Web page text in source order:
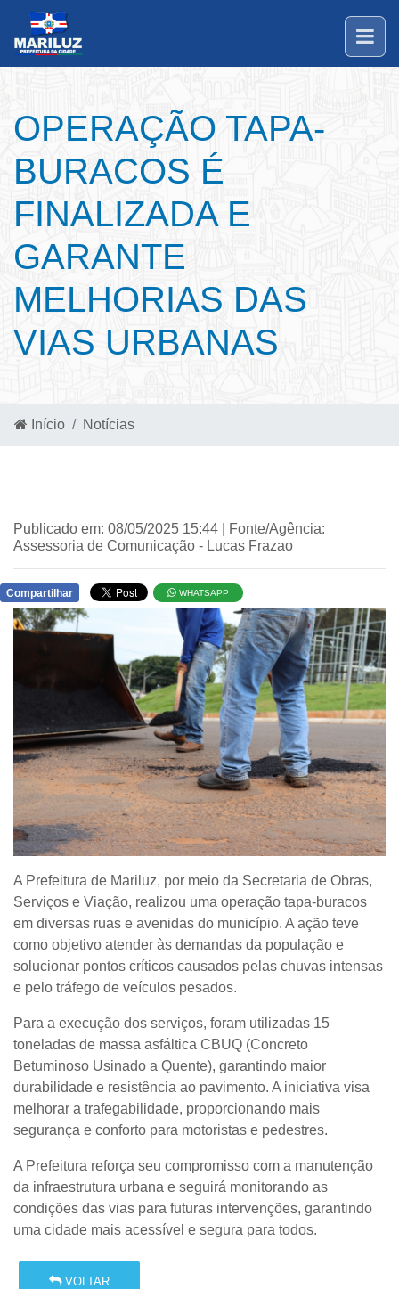
OPERAÇÃO TAPA-
BURACOS É
FINALIZADA E
GARANTE
MELHORIAS DAS
VIAS URBANAS
Início Notícias
Publicado em: 08/05/2025 15:44 | Fonte/Agência:
Assessoria de Comunicação - Lucas Frazao
Compartilhar WHATSAPP
A Prefeitura de Mariluz, por meio da Secretaria de Obras,
Serviços e Viação, realizou uma operação tapa-buracos
em diversas ruas e avenidas do município. A ação teve
como objetivo atender às demandas da população e
solucionar pontos críticos causados pelas chuvas intensas
e pelo tráfego de veículos pesados.
Para a execução dos serviços, foram utilizadas 15
toneladas de massa asfáltica CBUQ (Concreto
Betuminoso Usinado a Quente), garantindo maior
durabilidade e resistência ao pavimento. A iniciativa visa
melhorar a trafegabilidade, proporcionando mais
segurança e conforto para motoristas e pedestres.
A Prefeitura reforça seu compromisso com a manutenção
da infraestrutura urbana e seguirá monitorando as
condições das vias para futuras intervenções, garantindo
uma cidade mais acessível e segura para todos.
VOLTAR